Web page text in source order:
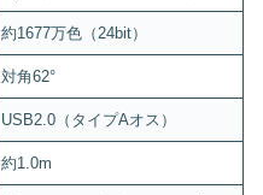
約1677万色（24bit）
対角62°
USB2.0（タイプAオス）
約1.0m